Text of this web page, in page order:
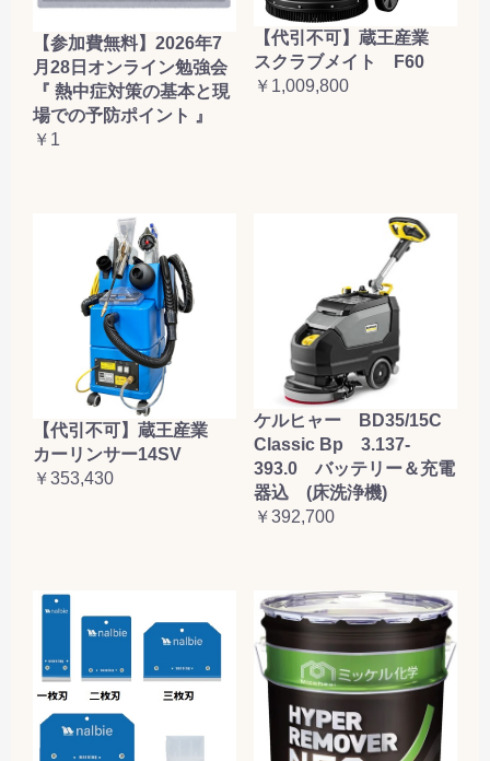
【参加費無料】2026年7
月28日オンライン勉強会
『 熱中症対策の基本と現
場での予防ポイント 』
￥1
【代引不可】蔵王産業
スクラブメイト F60
￥1,009,800
【代引不可】蔵王産業
カーリンサー14SV
￥353,430
ケルヒャー BD35/15C
Classic Bp 3.137-
393.0 バッテリー＆充電
器込 (床洗浄機)
￥392,700